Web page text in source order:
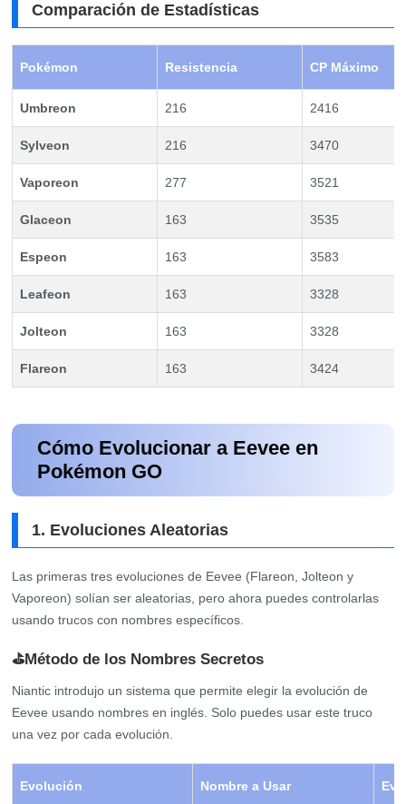
Comparación de Estadísticas
Pokémon Resistencia CP Máximo
Umbreon 216 2416
Sylveon 216 3470
Vaporeon 277 3521
Glaceon 163 3535
Espeon 163 3583
Leafeon 163 3328
Jolteon 163 3328
Flareon 163 3424
Cómo Evolucionar a Eevee en
Pokémon GO
1. Evoluciones Aleatorias
Las primeras tres evoluciones de Eevee (Flareon, Jolteon y
Vaporeon) solían ser aleatorias, pero ahora puedes controlarlas
usando trucos con nombres específicos.
⛳Método de los Nombres Secretos
Niantic introdujo un sistema que permite elegir la evolución de
Eevee usando nombres en inglés. Solo puedes usar este truco
una vez por cada evolución.
Evolución Nombre a Usar